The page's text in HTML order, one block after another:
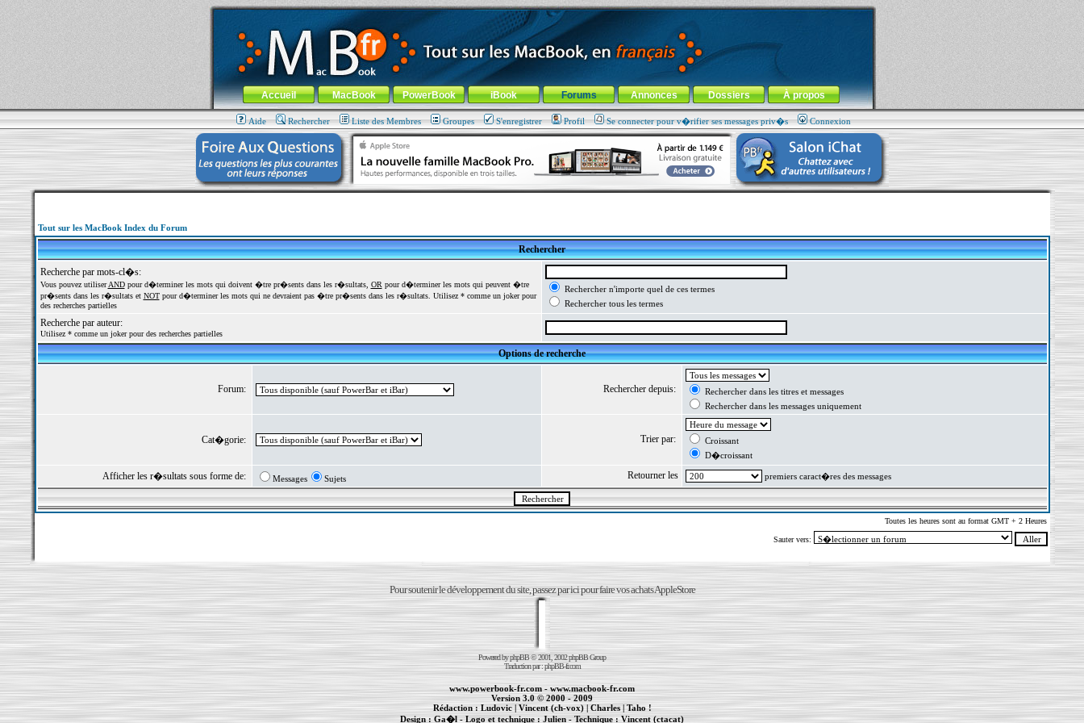
MacBook-fr.com : 100% Apple... 100% nomade !
Aller au contenu-Aller au menu général-Aller au menu de la rubrique
Menu général
Accueil MacBook PowerBook iBook Forums Annonces Dossiers À propos
Aide Rechercher Liste des Membres Groupes S'enregistrer Profil Se connecter pour v�rifier ses messages priv�s Connexion
Tout sur les MacBook Index du Forum
Rechercher
Recherche par mots-cl�s:
Vous pouvez utiliserANDpour d�terminer les mots qui doivent �tre pr�sents dans les r�sultats, OR pour d�terminer les mots qui peuvent �tre
pr�sents dans les r�sultats et NOTpour d�terminer les mots qui ne devraient pas �tre pr�sents dans les r�sultats. Utilisez * comme un joker pour
des recherches partielles
Rechercher n'importe quel de ces termes
Rechercher tous les termes
Recherche par auteur:
Utilisez * comme un joker pour des recherches partielles
Options de recherche
Forum: Rechercher depuis:
Rechercher dans les titres et messages
Rechercher dans les messages uniquement
Cat�gorie: Trier par:
Croissant
D�croissant
Afficher les r�sultats sous forme de: Messages Sujets Retourner les premiers caract�res des messages
Toutes les heures sont au format GMT + 2 Heures
Sauter vers:
Pour soutenir le développement du site, passez par ici pour faire vos achats AppleStore
Powered byphpBB© 2001, 2002 phpBB Group
Traduction par :phpBB-fr.com
www.powerbook-fr.com-www.macbook-fr.com
Version 3.0 © 2000 - 2009
Rédaction :Ludovic| Vincent (ch-vox)|Charles| Taho !
Design : Ga�l - Logo et technique : Julien - Technique :Vincent (ctacat)